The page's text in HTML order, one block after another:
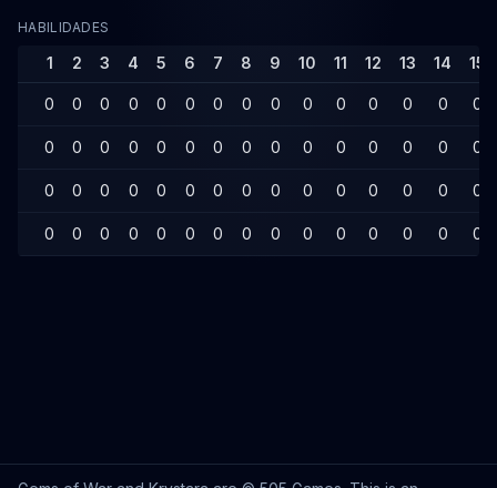
HABILIDADES
1 2 3 4 5 6 7 8 9 10 11 12 13 14 15
0 0 0 0 0 0 0 0 0 0 0 0 0 0 0
0 0 0 0 0 0 0 0 0 0 0 0 0 0 0
0 0 0 0 0 0 0 0 0 0 0 0 0 0 0
0 0 0 0 0 0 0 0 0 0 0 0 0 0 0